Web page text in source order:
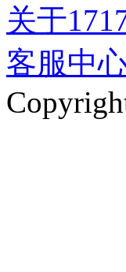
关于
客服中